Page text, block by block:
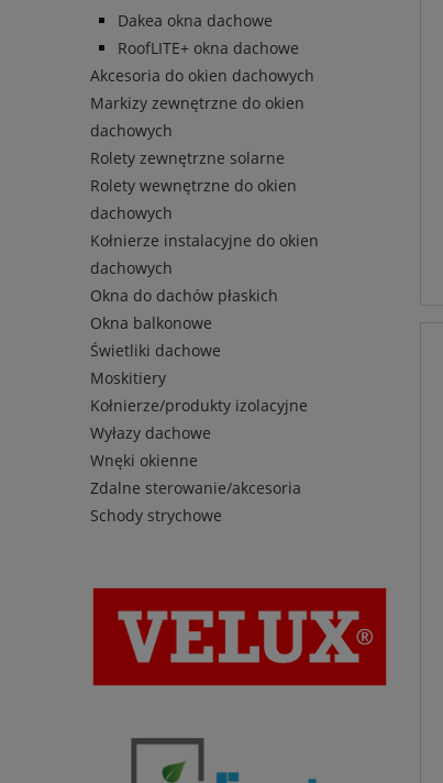
Dakea okna dachowe
RoofLITE+ okna dachowe
Akcesoria do okien dachowych
Markizy zewnętrzne do okien
dachowych
Rolety zewnętrzne solarne
Rolety wewnętrzne do okien
dachowych
Kołnierze instalacyjne do okien
dachowych
Okna do dachów płaskich
Okna balkonowe
Świetliki dachowe
Moskitiery
Kołnierze/produkty izolacyjne
Wyłazy dachowe
Wnęki okienne
Zdalne sterowanie/akcesoria
Schody strychowe